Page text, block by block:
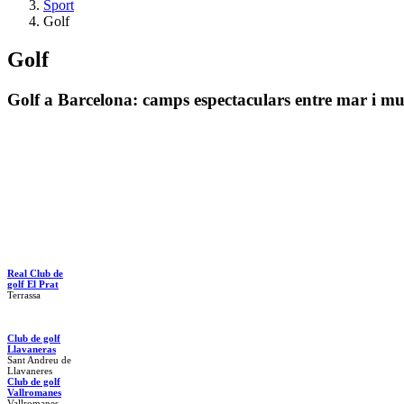
Sport
Golf
Golf
Golf a Barcelona: camps espectaculars entre mar i
Real Club de
golf El Prat
Terrassa
Club de golf
Llavaneras
Sant Andreu de
Llavaneres
Club de golf
Vallromanes